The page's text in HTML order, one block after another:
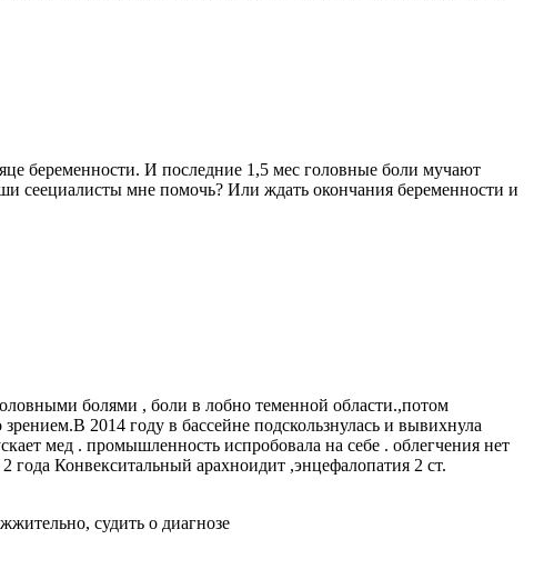
беременности. И последние 1,5 мес головные боли мучают
сеециалисты мне помочь? Или ждать окончания беременности и
болями , боли в лобно теменной области.,потом
2014 году в бассейне подскользнулась и вывихнула
мед . промышленность испробовала на себе . облегчения нет
Конвекситальный арахноидит ,энцефалопатия 2 ст.
судить о диагнозе